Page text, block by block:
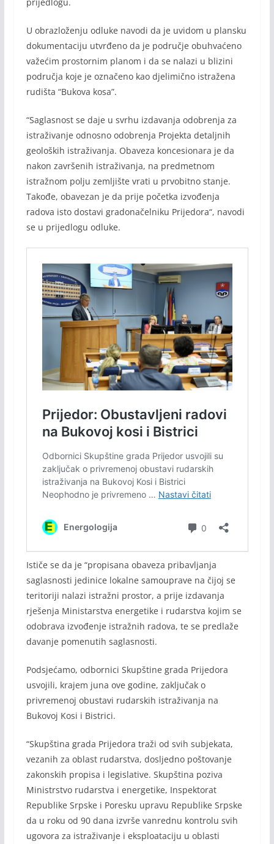
prijedlogu.
U obrazloženju odluke navodi da je uvidom u plansku
dokumentaciju utvrđeno da je područje obuhvaćeno
važećim prostornim planom i da se nalazi u blizini
područja koje je označeno kao djelimično istražena
rudišta “Bukova kosa”.
“Saglasnost se daje u svrhu izdavanja odobrenja za
istraživanje odnosno odobrenja Projekta detaljnih
geoloških istraživanja. Obaveza koncesionara je da
nakon završenih istraživanja, na predmetnom
istražnom polju zemljište vrati u prvobitno stanje.
Takođe, obavezan je da prije početka izvođenja
radova isto dostavi gradonačelniku Prijedora“, navodi
se u prijedlogu odluke.
Ističe se da je “propisana obaveza pribavljanja
saglasnosti jedinice lokalne samouprave na čijoj se
teritoriji nalazi istražni prostor, a prije izdavanja
rješenja Ministarstva energetike i rudarstva kojim se
odobrava izvođenje istražnih radova, te se predlaže
davanje pomenutih saglasnosti.
Podsjećamo, odbornici Skupštine grada Prijedora
usvojili, krajem juna ove godine, zaključak o
privremenoj obustavi rudarskih istraživanja na
Bukovoj Kosi i Bistrici.
“Skupština grada Prijedora traži od svih subjekata,
vezanih za oblast rudarstva, dosljedno poštovanje
zakonskih propisa i legislative. Skupština poziva
Ministrstvo rudarstva i energetike, Inspektorat
Republike Srpske i Poresku upravu Republike Srpske
da u roku od 90 dana izvrše vanrednu kontrolu svih
ugovora za istraživanje i eksploataciju u oblasti